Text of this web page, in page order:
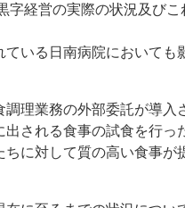
経営の実際の状況及び
いる日南病院においても
理業務の外部委託が導入
される食事の試食を行っ
に対して質の高い食事が